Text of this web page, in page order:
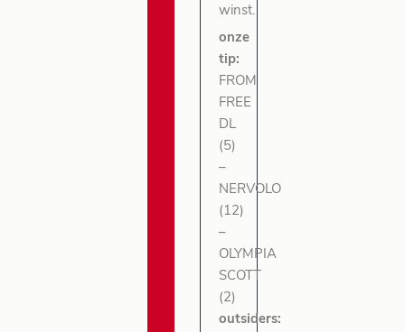
winst.
onze
tip:
FROM
FREE
DL
(5)
–
NERVOLO
(12)
–
OLYMPIA
SCOTT
(2)
outsiders: